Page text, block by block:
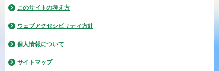
このサイトの考え方
ウェブアクセシビリティ方針
個人情報について
サイトマップ